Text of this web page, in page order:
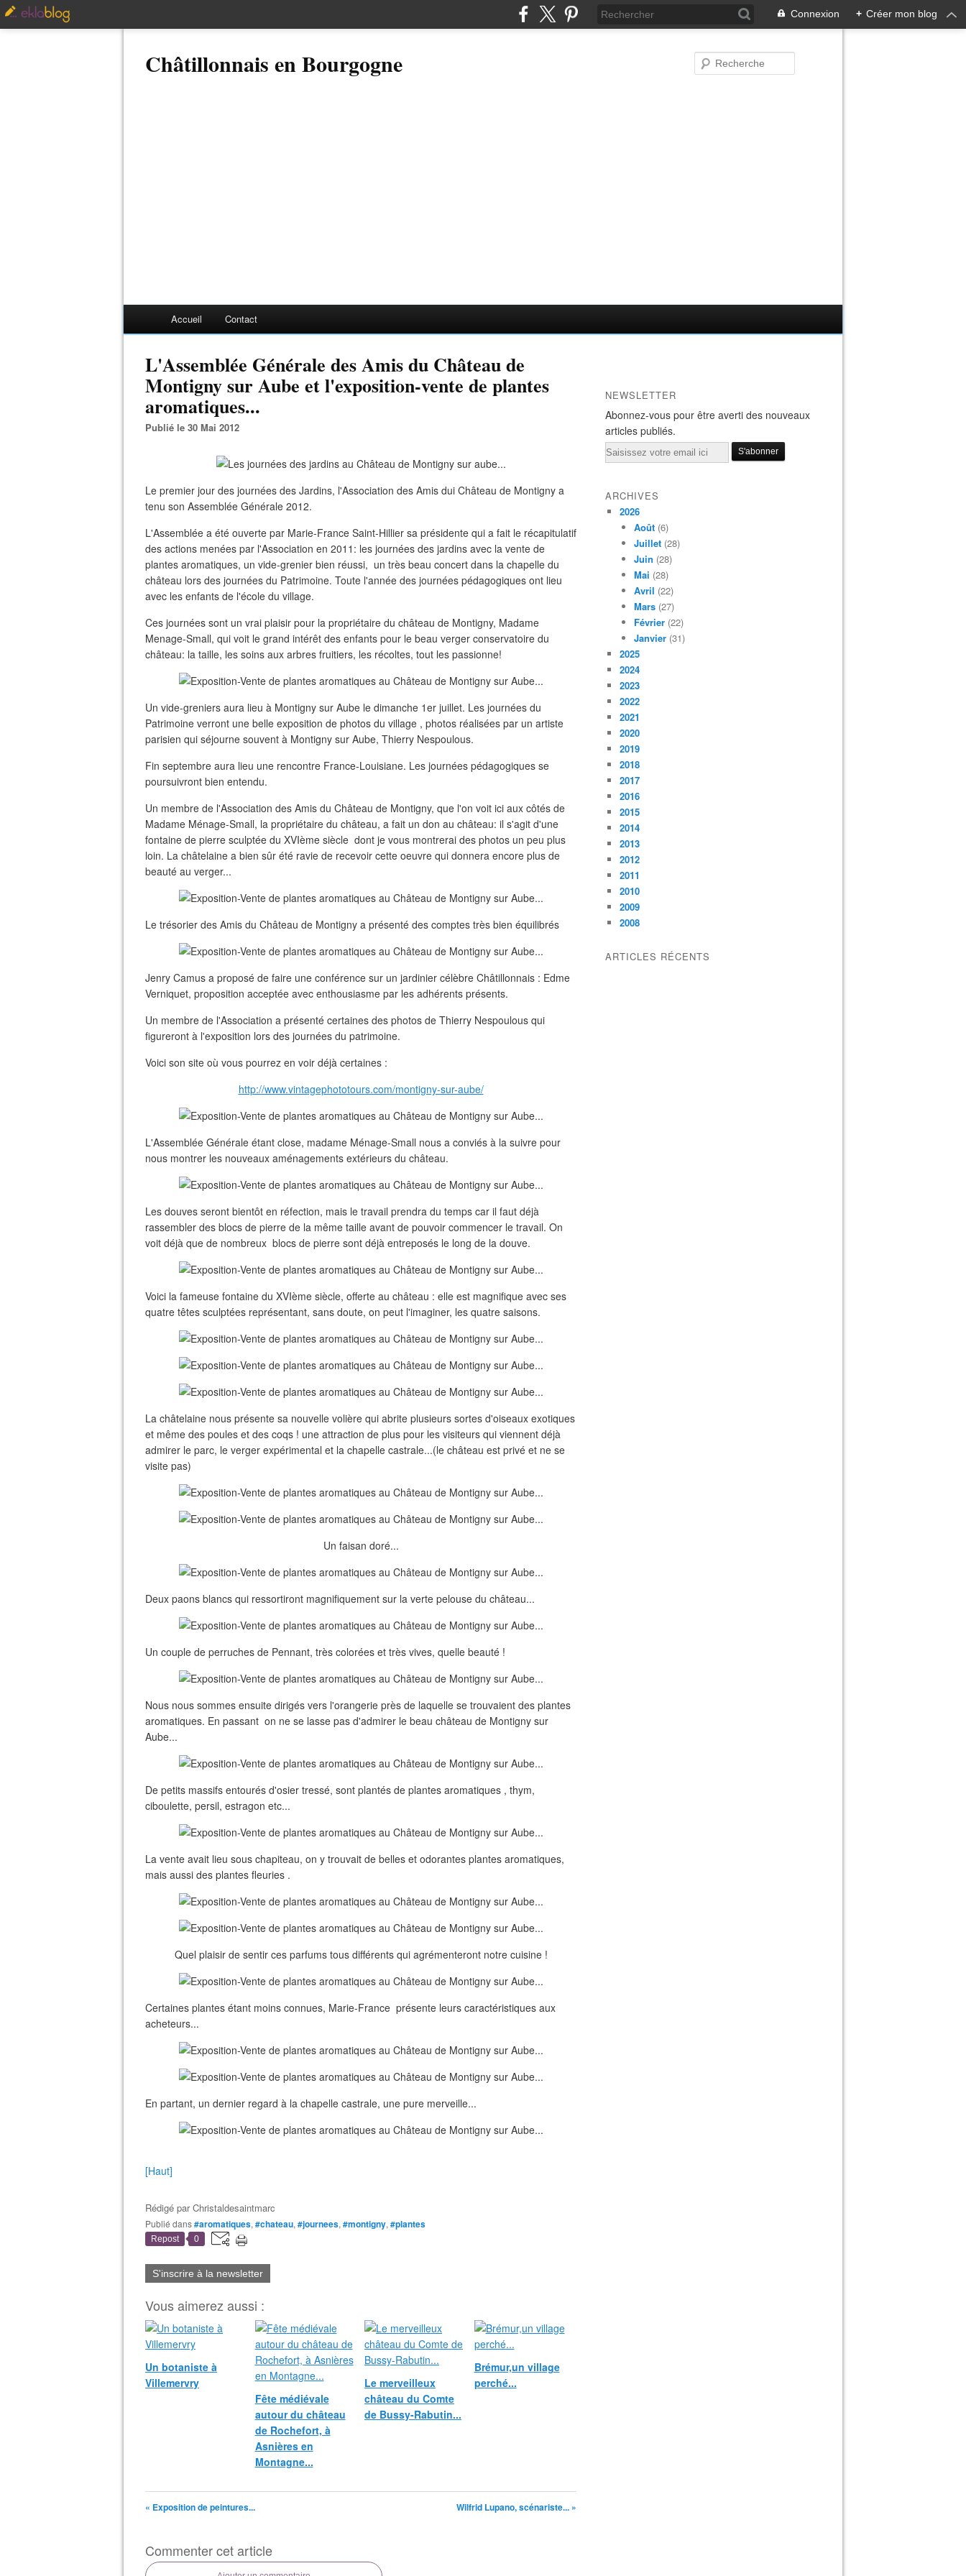
Connexion + Créer mon blog
Châtillonnais en Bourgogne
Accueil Contact
L'Assemblée Générale des Amis du Château de
Montigny sur Aube et l'exposition-vente de plantes
aromatiques...
Publié le 30 Mai 2012
Le premier jour des journées des Jardins, l'Association des Amis dui Château de Montigny a
tenu son Assemblée Générale 2012.
L'Assemblée a été ouverte par Marie-France Saint-Hillier sa présidente qui a fait le récapitulatif
des actions menées par l'Association en 2011: les journées des jardins avec la vente de
plantes aromatiques, un vide-grenier bien réussi, un très beau concert dans la chapelle du
château lors des journées du Patrimoine. Toute l'année des journées pédagogiques ont lieu
avec les enfants de l'école du village.
Ces journées sont un vrai plaisir pour la propriétaire du château de Montigny, Madame
Menage-Small, qui voit le grand intérêt des enfants pour le beau verger conservatoire du
château: la taille, les soins aux arbres fruitiers, les récoltes, tout les passionne!
Un vide-greniers aura lieu à Montigny sur Aube le dimanche 1er juillet. Les journées du
Patrimoine verront une belle exposition de photos du village , photos réalisées par un artiste
parisien qui séjourne souvent à Montigny sur Aube, Thierry Nespoulous.
Fin septembre aura lieu une rencontre France-Louisiane. Les journées pédagogiques se
poursuivront bien entendu.
Un membre de l'Association des Amis du Château de Montigny, que l'on voit ici aux côtés de
Madame Ménage-Small, la propriétaire du château, a fait un don au château: il s'agit d'une
fontaine de pierre sculptée du XVIème siècle dont je vous montrerai des photos un peu plus
loin. La châtelaine a bien sûr été ravie de recevoir cette oeuvre qui donnera encore plus de
beauté au verger...
Le trésorier des Amis du Château de Montigny a présenté des comptes très bien équilibrés
Jenry Camus a proposé de faire une conférence sur un jardinier célèbre Châtillonnais : Edme
Verniquet, proposition acceptée avec enthousiasme par les adhérents présents.
Un membre de l'Association a présenté certaines des photos de Thierry Nespoulous qui
figureront à l'exposition lors des journées du patrimoine.
Voici son site où vous pourrez en voir déjà certaines :
http://www.vintagephototours.com/montigny-sur-aube/
L'Assemblée Générale étant close, madame Ménage-Small nous a conviés à la suivre pour
nous montrer les nouveaux aménagements extérieurs du château.
Les douves seront bientôt en réfection, mais le travail prendra du temps car il faut déjà
rassembler des blocs de pierre de la même taille avant de pouvoir commencer le travail. On
voit déjà que de nombreux blocs de pierre sont déjà entreposés le long de la douve.
Voici la fameuse fontaine du XVIème siècle, offerte au château : elle est magnifique avec ses
quatre têtes sculptées représentant, sans doute, on peut l'imaginer, les quatre saisons.
La châtelaine nous présente sa nouvelle volière qui abrite plusieurs sortes d'oiseaux exotiques
et même des poules et des coqs ! une attraction de plus pour les visiteurs qui viennent déjà
admirer le parc, le verger expérimental et la chapelle castrale...(le château est privé et ne se
visite pas)
Un faisan doré...
Deux paons blancs qui ressortiront magnifiquement sur la verte pelouse du château...
Un couple de perruches de Pennant, très colorées et très vives, quelle beauté !
Nous nous sommes ensuite dirigés vers l'orangerie près de laquelle se trouvaient des plantes
aromatiques. En passant on ne se lasse pas d'admirer le beau château de Montigny sur
Aube...
De petits massifs entourés d'osier tressé, sont plantés de plantes aromatiques , thym,
ciboulette, persil, estragon etc...
La vente avait lieu sous chapiteau, on y trouvait de belles et odorantes plantes aromatiques,
mais aussi des plantes fleuries .
Quel plaisir de sentir ces parfums tous différents qui agrémenteront notre cuisine !
Certaines plantes étant moins connues, Marie-France présente leurs caractéristiques aux
acheteurs...
En partant, un dernier regard à la chapelle castrale, une pure merveille...
[Haut]
Rédigé parChristaldesaintmarc
Publié dans#aromatiques, #chateau, #journees, #montigny, #plantes
Repost 0
S'inscrire à la newsletter
Vous aimerez aussi :
Un botaniste à
Villemervry
Fête médiévale
autour du château
de Rochefort, à
Asnières en
Montagne...
Le merveilleux
château du Comte
de Bussy-Rabutin...
Brémur,un village
perché...
« Exposition de peintures... Wilfrid Lupano, scénariste... »
Commenter cet article
NEWSLETTER
Abonnez-vous pour être averti des nouveaux
articles publiés.
Email
ARCHIVES
2026
Août (6)
Juillet (28)
Juin (28)
Mai (28)
Avril (22)
Mars (27)
Février (22)
Janvier (31)
2025
2024
2023
2022
2021
2020
2019
2018
2017
2016
2015
2014
2013
2012
2011
2010
2009
2008
ARTICLES RÉCENTS